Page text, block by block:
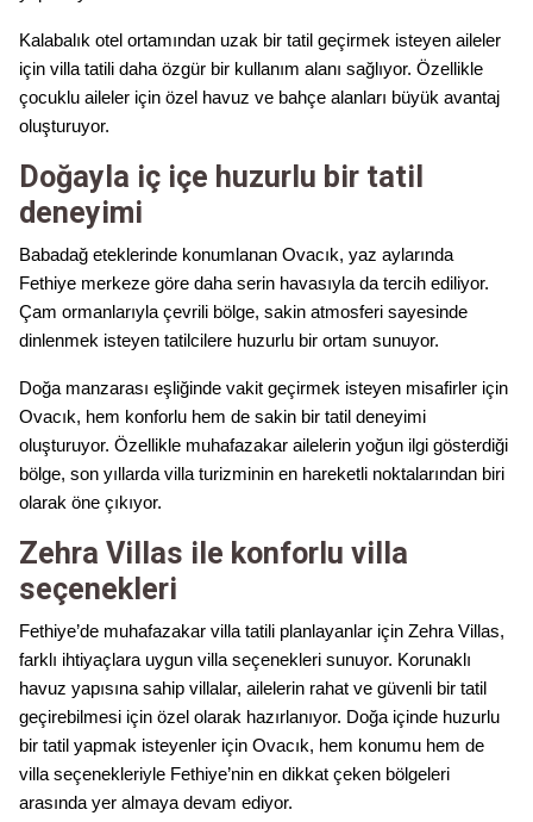
Kalabalık otel ortamından uzak bir tatil geçirmek isteyen aileler
için villa tatili daha özgür bir kullanım alanı sağlıyor. Özellikle
çocuklu aileler için özel havuz ve bahçe alanları büyük avantaj
oluşturuyor.
Doğayla iç içe huzurlu bir tatil
deneyimi
Babadağ eteklerinde konumlanan Ovacık, yaz aylarında
Fethiye merkeze göre daha serin havasıyla da tercih ediliyor.
Çam ormanlarıyla çevrili bölge, sakin atmosferi sayesinde
dinlenmek isteyen tatilcilere huzurlu bir ortam sunuyor.
Doğa manzarası eşliğinde vakit geçirmek isteyen misafirler için
Ovacık, hem konforlu hem de sakin bir tatil deneyimi
oluşturuyor. Özellikle muhafazakar ailelerin yoğun ilgi gösterdiği
bölge, son yıllarda villa turizminin en hareketli noktalarından biri
olarak öne çıkıyor.
Zehra Villas ile konforlu villa
seçenekleri
Fethiye’de muhafazakar villa tatili planlayanlar için Zehra Villas,
farklı ihtiyaçlara uygun villa seçenekleri sunuyor. Korunaklı
havuz yapısına sahip villalar, ailelerin rahat ve güvenli bir tatil
geçirebilmesi için özel olarak hazırlanıyor. Doğa içinde huzurlu
bir tatil yapmak isteyenler için Ovacık, hem konumu hem de
villa seçenekleriyle Fethiye’nin en dikkat çeken bölgeleri
arasında yer almaya devam ediyor.